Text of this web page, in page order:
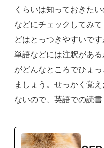
くらいは知っておきた
などにチェックしてみ
どはとっつきやすいで
単語などには注釈があ
がどんなところでひょ
ましょう。せっかく覚
ないので、英語での読書